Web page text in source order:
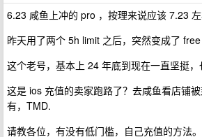
6.23 咸鱼上冲的 pro ，按理来说应该 7.23 左
昨天用了两个 5h limit 之后，突然变成了 free
这个老号，基本上 24 年底到现在一直坚挺，
这是 ios 充值的卖家跑路了？去咸鱼看店铺
有，TMD.
请教各位，有没有低门槛，自己充值的方法。